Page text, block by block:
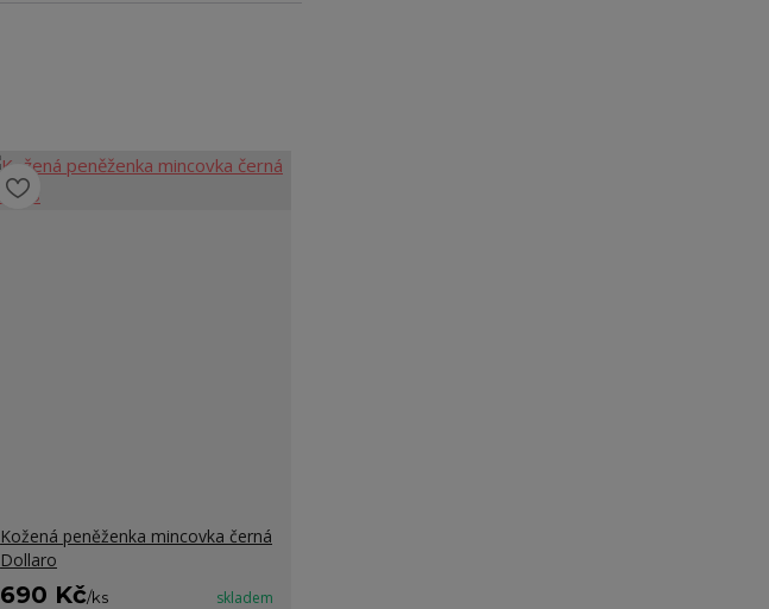
Kožená peněženka mincovka černá
Dollaro
690 Kč/ks skladem